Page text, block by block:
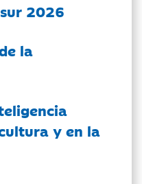
2026
la
y en la